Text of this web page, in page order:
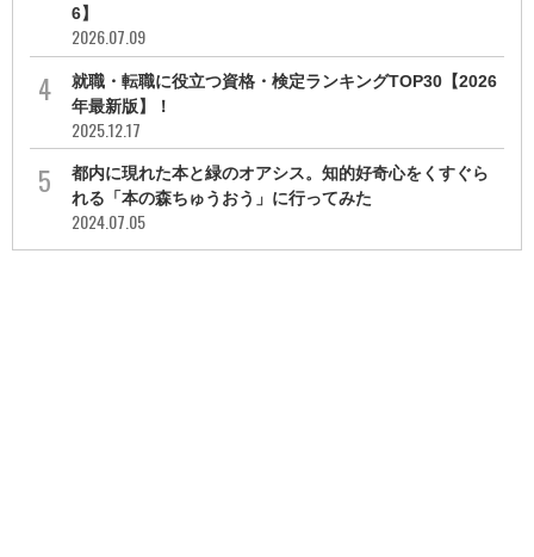
6】
2026.07.09
就職・転職に役立つ資格・検定ランキングTOP30【2026
年最新版】！
2025.12.17
都内に現れた本と緑のオアシス。知的好奇心をくすぐら
れる「本の森ちゅうおう」に行ってみた
2024.07.05